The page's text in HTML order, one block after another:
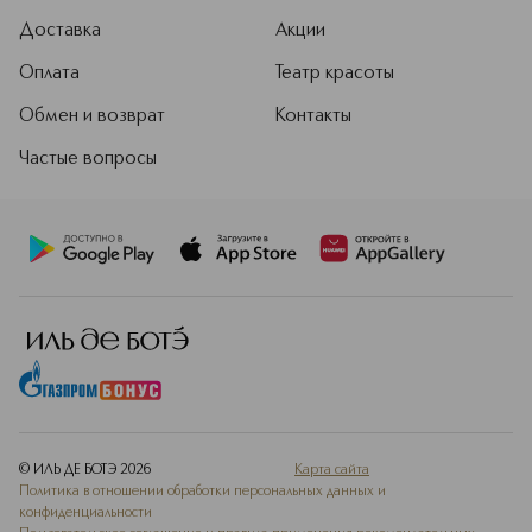
Доставка
Оплата
Обмен и возврат
Частые вопросы
Акции
Театр красоты
Контакты
© ИЛЬ ДЕ БОТЭ 2026
Карта сайта
Политика в отношении обработки персональных данных и
конфиденциальности